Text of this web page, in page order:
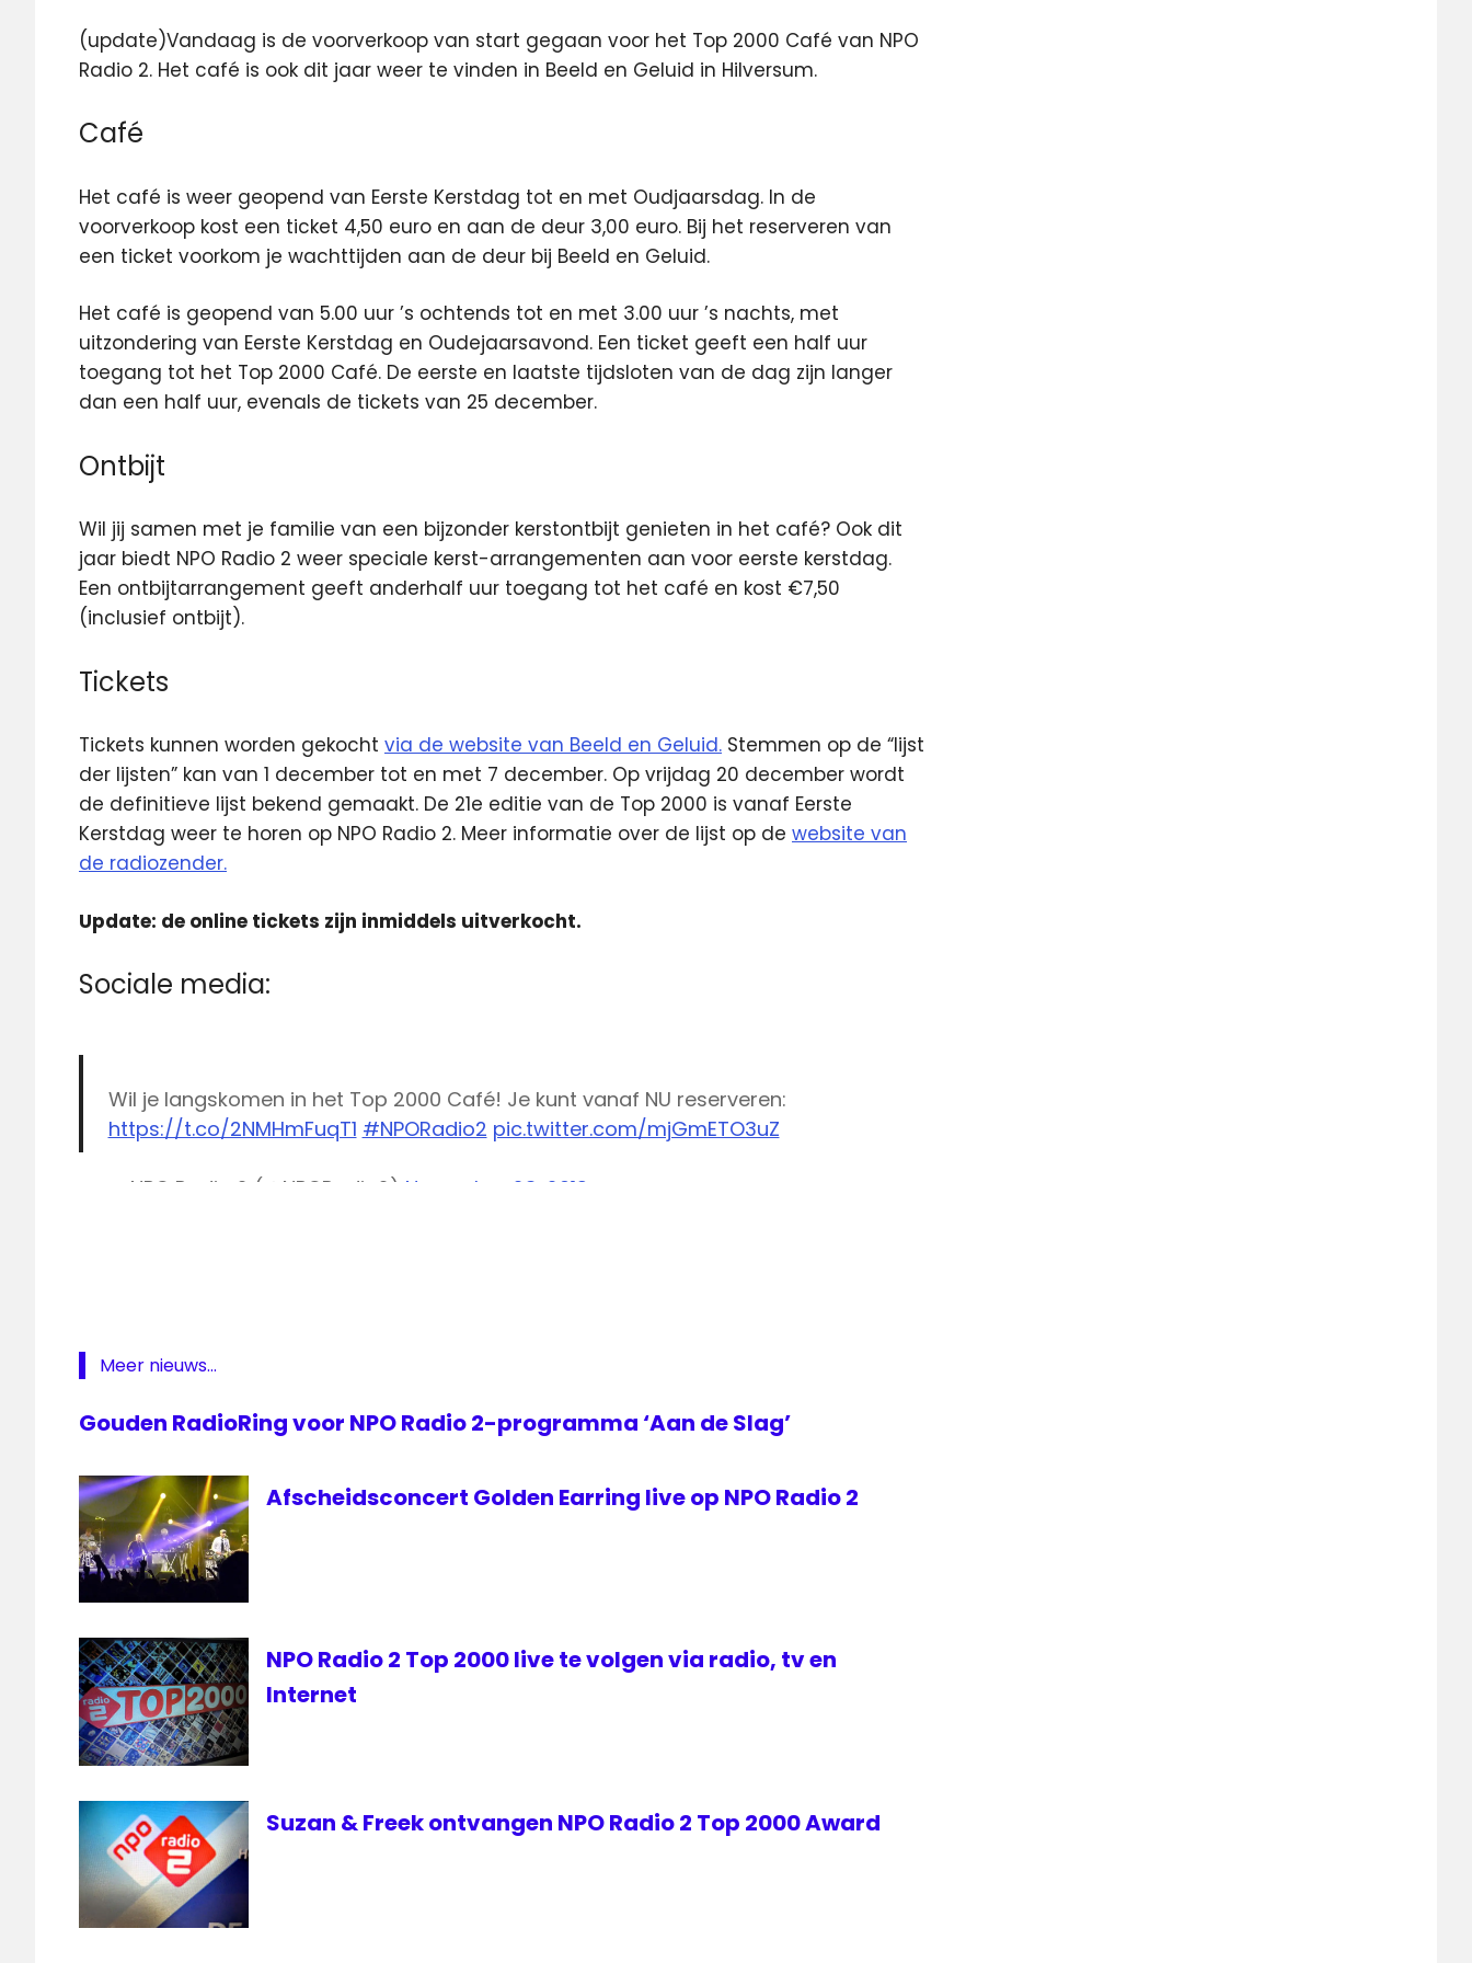
(update)Vandaag is de voorverkoop van start gegaan voor het Top 2000 Café van NPO
Radio 2. Het café is ook dit jaar weer te vinden in Beeld en Geluid in Hilversum.
Café
Het café is weer geopend van Eerste Kerstdag tot en met Oudjaarsdag. In de
voorverkoop kost een ticket 4,50 euro en aan de deur 3,00 euro. Bij het reserveren van
een ticket voorkom je wachttijden aan de deur bij Beeld en Geluid.
Het café is geopend van 5.00 uur ’s ochtends tot en met 3.00 uur ’s nachts, met
uitzondering van Eerste Kerstdag en Oudejaarsavond. Een ticket geeft een half uur
toegang tot het Top 2000 Café. De eerste en laatste tijdsloten van de dag zijn langer
dan een half uur, evenals de tickets van 25 december.
Ontbijt
Wil jij samen met je familie van een bijzonder kerstontbijt genieten in het café? Ook dit
jaar biedt NPO Radio 2 weer speciale kerst-arrangementen aan voor eerste kerstdag.
Een ontbijtarrangement geeft anderhalf uur toegang tot het café en kost €7,50
(inclusief ontbijt).
Tickets
Tickets kunnen worden gekocht via de website van Beeld en Geluid. Stemmen op de “lijst
der lijsten” kan van 1 december tot en met 7 december. Op vrijdag 20 december wordt
de definitieve lijst bekend gemaakt. De 21e editie van de Top 2000 is vanaf Eerste
Kerstdag weer te horen op NPO Radio 2. Meer informatie over de lijst op de website van
de radiozender.
Update: de online tickets zijn inmiddels uitverkocht.
Sociale media:
Wil je langskomen in het Top 2000 Café! Je kunt vanaf NU reserveren:
https://t.co/2NMHmFuqT1 #NPORadio2 pic.twitter.com/mjGmETO3uZ
— NPO Radio 2 (@NPORadio2) November 23, 2019
Radio
tickets
top
2000
Top
2000
Cafe
Meer nieuws...
Gouden RadioRing voor NPO Radio 2-programma ‘Aan de Slag’
Afscheidsconcert Golden Earring live op NPO Radio 2
NPO Radio 2 Top 2000 live te volgen via radio, tv en
Internet
Suzan & Freek ontvangen NPO Radio 2 Top 2000 Award